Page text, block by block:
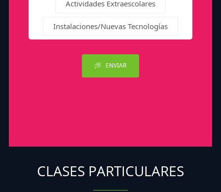
Actividades Extraescolares
Instalaciones/Nuevas Tecnologías
ENVIAR
CLASES PARTICULARES